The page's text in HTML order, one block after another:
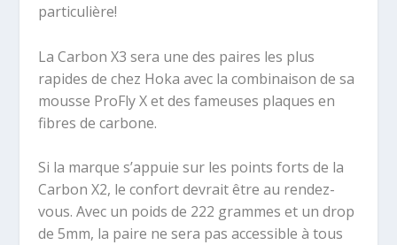
particulière!
La Carbon X3 sera une des paires les plus
rapides de chez Hoka avec la combinaison de sa
mousse ProFly X et des fameuses plaques en
fibres de carbone.
Si la marque s’appuie sur les points forts de la
Carbon X2, le confort devrait être au rendez-
vous. Avec un poids de 222 grammes et un drop
de 5mm, la paire ne sera pas accessible à tous